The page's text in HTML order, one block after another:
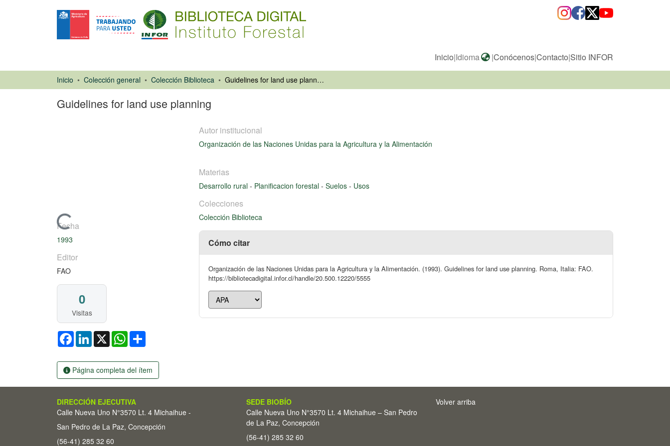
Inicio|Idioma |Conócenos|Contacto|Sitio INFOR
Inicio Colección general Colección Biblioteca Guidelines for land use planning
Guidelines for land use planning
Cargando...
Fecha
1993
Editor
FAO
0
Visitas
FacebookLinkedIn
X WhatsApp
Página completa del ítem
Autor institucional
Organización de las Naciones Unidas para la Agricultura y la Alimentación
Materias
Desarrollo rural - Planificacion forestal - Suelos - Usos
Colecciones
Colección Biblioteca
Cómo citar
Organización de las Naciones Unidas para la Agricultura y la Alimentación. (1993). Guidelines for land use planning. Roma, Italia: FAO.
https://bibliotecadigital.infor.cl/handle/20.500.12220/5555
DIRECCIÓN EJECUTIVA
Calle Nueva Uno N°3570 Lt. 4 Michaihue -
San Pedro de La Paz, Concepción
(56-41) 285 32 60
SEDE BIOBÍO
Calle Nueva Uno N°3570 Lt. 4 Michaihue – San Pedro
de La Paz, Concepción
(56-41) 285 32 60
Volver arriba